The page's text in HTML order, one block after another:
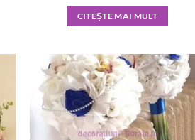
CITEȘTE MAI MULT